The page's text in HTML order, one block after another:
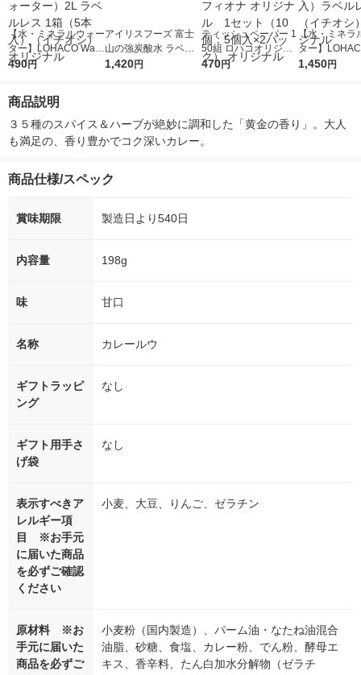
【水・ミネラルウォー
ター】LOHACO Wate
r（ロハコウォータ
シ） オリジナル
490円
アイリスフーズ 富士
山の強炭酸水 ラベル
レス 500ml 1箱（24
1,420円
ティッシュペーパー 1
50組 ロハコオリジナ
ルソフトパックティッ
オリジナル
470円
【水・ミネラ
ター】
r 410ml 1箱（
1,450円
商品説明
３５種のスパイス＆ハーブが絶妙に調和した「黄金の香り」。大人
も満足の、香り豊かでコク深いカレー。
商品仕様/スペック
賞味期限 製造日より540日
内容量 198g
味 甘口
名称 カレールウ
ギフトラッピ
ング
なし
ギフト用手さ
げ袋
なし
表示すべきア
レルギー項
目 ※お手元
に届いた商品
を必ずご確認
ください
小麦、大豆、りんご、ゼラチン
原材料 ※お
手元に届いた
商品を必ずご
小麦粉（国内製造）、パーム油・なたね油混合
油脂、砂糖、食塩、カレー粉、でん粉、酵母エ
キス、香辛料、たん白加水分解物（ゼラチ